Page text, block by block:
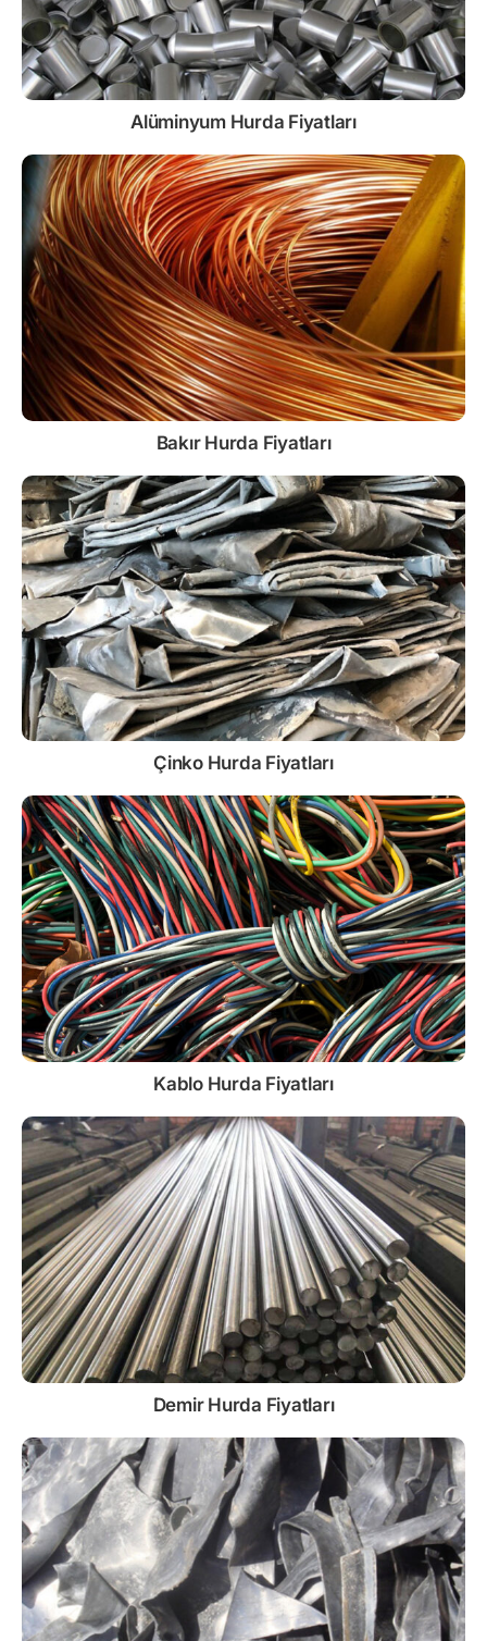
Alüminyum Hurda Fiyatları
Bakır Hurda Fiyatları
Çinko Hurda Fiyatları
Kablo Hurda Fiyatları
Demir Hurda Fiyatları